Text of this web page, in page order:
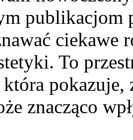
publikacjom
ciekawe
To
pokazuje,
znacząco